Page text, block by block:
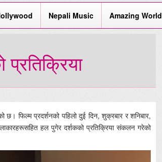
Nepali Music Amazing World
प्रतिक्रिया
छ। फिल्म प्रदर्शनको पहिलो दुई दिन, शुक्रबार र शनिबार,
हल पुगेर दर्शकको प्रतिक्रिया संकलन गरेको